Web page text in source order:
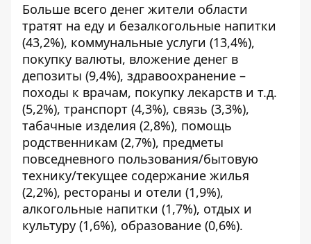
Больше всего денег жители области
тратят на еду и безалкогольные напитки
(43,2%), коммунальные услуги (13,4%),
покупку валюты, вложение денег в
депозиты (9,4%), здравоохранение –
походы к врачам, покупку лекарств и т.д.
(5,2%), транспорт (4,3%), связь (3,3%),
табачные изделия (2,8%), помощь
родственникам (2,7%), предметы
повседневного пользования/бытовую
технику/текущее содержание жилья
(2,2%), рестораны и отели (1,9%),
алкогольные напитки (1,7%), отдых и
культуру (1,6%), образование (0,6%).